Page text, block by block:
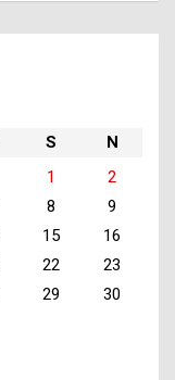
S
N
1
2
8
9
15
16
22
23
29
30